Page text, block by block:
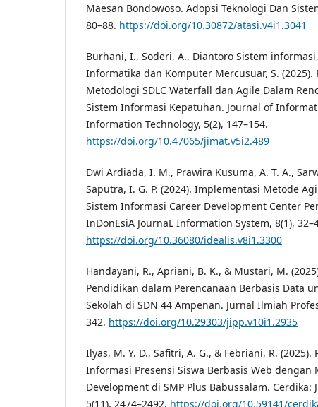
Maesan Bondowoso. Adopsi Teknologi Dan
80–88. https://doi.org/10.30872/atasi.v4i1.3041
Burhani, I., Soderi, A., Diantoro Sistem
Informatika dan Komputer Mercusuar, S. (2025).
Metodologi SDLC Waterfall dan Agile Dalam
Sistem Informasi Kepatuhan. Journal of
Information Technology, 5(2), 147–154.
https://doi.org/10.47065/jimat.v5i2.489
Dwi Ardiada, I. M., Prawira Kusuma, A. T. A.,
Saputra, I. G. P. (2024). Implementasi Metode
Sistem Informasi Career Development Center
InDonEsiA JournaL Information System, 8(1),
https://doi.org/10.36080/idealis.v8i1.3300
Handayani, R., Apriani, B. K., & Mustari, M.
Pendidikan dalam Perencanaan Berbasis Data
Sekolah di SDN 44 Ampenan. Jurnal Ilmiah
342. https://doi.org/10.29303/jipp.v10i1.2935
Ilyas, M. Y. D., Safitri, A. G., & Febriani, R.
Informasi Presensi Siswa Berbasis Web dengan
Development di SMP Plus Babussalam.
5(11), 2474–2492. https://doi.org/10.59141/